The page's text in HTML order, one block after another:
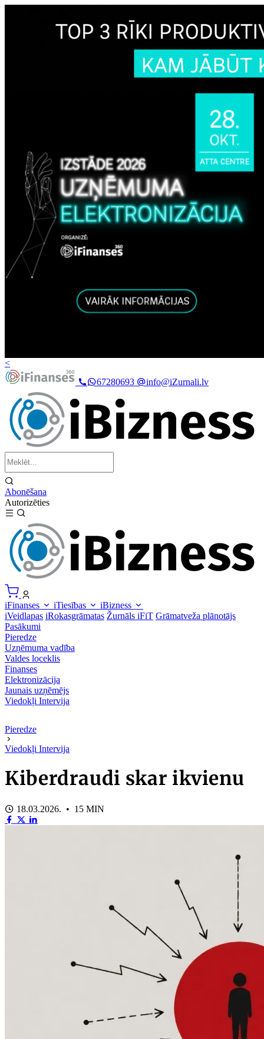
<
67280693
info@iZurnali.lv
Abonēšana
Autorizēties
iFinanses iTiesības
iBizness
iVeidlapas iRokasgrāmatas Žurnāls iFiT Grāmatveža plānotājs
Pasākumi
Pieredze
Uzņēmuma vadība
Valdes loceklis
Finanses
Elektronizācija
Jaunais uzņēmējs
Viedokļi Intervija
Pieredze
Viedokļi Intervija
Kiberdraudi skar ikvienu
18.03.2026. • 15 MIN